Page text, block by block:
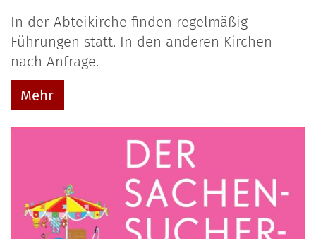
In der Abteikirche finden regelmäßig
Führungen statt. In den anderen Kirchen
nach Anfrage.
Mehr